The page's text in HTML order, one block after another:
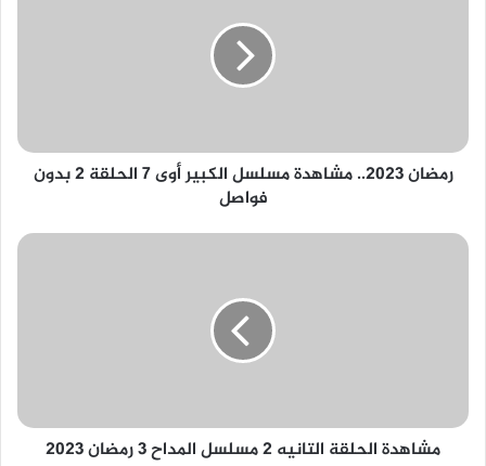
2
بدون
رمضان 2023.. مشاهدة مسلسل الكبير أوى 7 الحلقة 2 بدون
فواصل
مشاهدة
2023
مشاهدة الحلقة التانيه 2 مسلسل المداح 3 رمضان 2023